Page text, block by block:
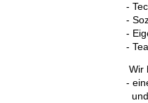
-
-
-
-
Wir
-